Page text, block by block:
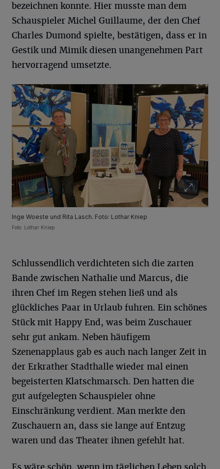
bezeichnen konnte. Hier musste man dem
Schauspieler Michel Guillaume, der den Chef
Charles Dumond spielte, bestätigen, dass er in
Gestik und Mimik diesen unangenehmen Part
hervorragend umsetzte.
Inge Woeste und Rita Lasch. Foto: Lothar Kniep
Foto: Lothar Kniep
Schlussendlich verdichteten sich die zarten
Bande zwischen Nathalie und Marcus, die
ihren Chef im Regen stehen ließ und als
glückliches Paar in Urlaub fuhren. Ein schönes
Stück mit Happy End, was beim Zuschauer
sehr gut ankam. Neben häufigem
Szenenapplaus gab es auch nach langer Zeit in
der Erkrather Stadthalle wieder mal einen
begeisterten Klatschmarsch. Den hatten die
gut aufgelegten Schauspieler ohne
Einschränkung verdient. Man merkte den
Zuschauern an, dass sie lange auf Entzug
waren und das Theater ihnen gefehlt hat.